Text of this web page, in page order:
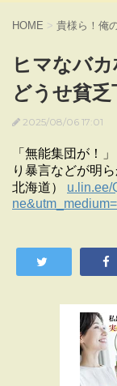
HOME > 貴様ら！俺
ヒマなバ
どうせ貧
2025/08/06 17:01
「無能集団が！
り暴言などが明
北海道） u.lin.ee/